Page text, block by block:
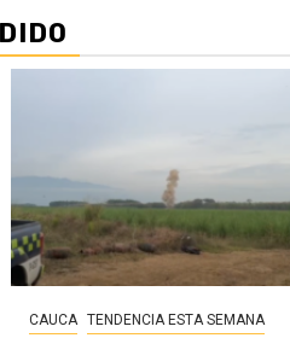
CAUCA TENDENCIA ESTA SEMANA